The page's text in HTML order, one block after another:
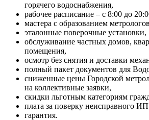
горячего водоснабжения,
рабочее расписание – с 8:00 до
мастера с образованием
эталонные поверочные установки,
обслуживание частных домов,
помещения,
осмотр без снятия и доставки
полный пакет документов для
сниженные цены Городской
на коллективные заявки,
скидки льготным категориям
плата за поверку неисправного
гарантия.